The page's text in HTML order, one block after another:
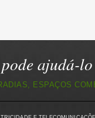
ajudá-
ESPAÇOS